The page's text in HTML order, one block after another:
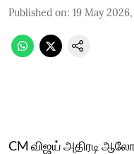
Published on: 19 May
CM விஜய் அதிரடி